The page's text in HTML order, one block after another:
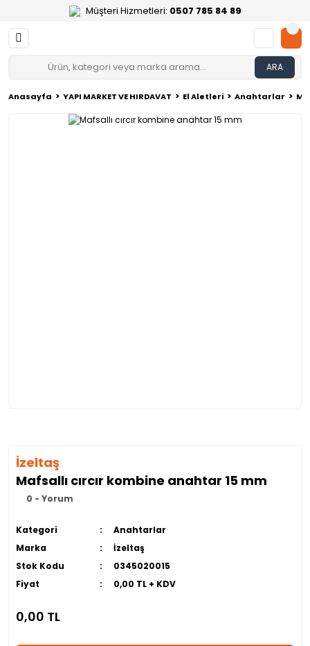
Müşteri Hizmetleri: 0507 785 84 89
ARA
Anasayfa YAPI MARKET VE HIRDAVAT El Aletleri Anahtarlar
İzeltaş
Mafsallı cırcır kombine anahtar 15 mm
0 - Yorum
Kategori
Anahtarlar
Marka
İzeltaş
Stok Kodu
0345020015
Fiyat
0,00 TL + KDV
0,00 TL